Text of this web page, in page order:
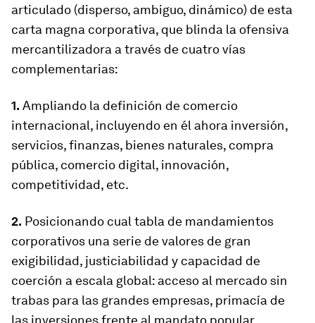
articulado (disperso, ambiguo, dinámico) de esta
carta magna corporativa, que blinda la ofensiva
mercantilizadora a través de cuatro vías
complementarias:
1. Ampliando la definición de comercio
internacional, incluyendo en él ahora inversión,
servicios, finanzas, bienes naturales, compra
pública, comercio digital, innovación,
competitividad, etc.
2. Posicionando cual tabla de mandamientos
corporativos una serie de valores de gran
exigibilidad, justiciabilidad y capacidad de
coerción a escala global: acceso al mercado sin
trabas para las grandes empresas, primacía de
las inversiones frente al mandato popular,